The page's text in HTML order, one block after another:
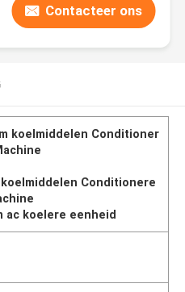
Contacteer ons
koelmiddelen Conditioner
koelmiddelen Conditionere
ac koelere eenheid